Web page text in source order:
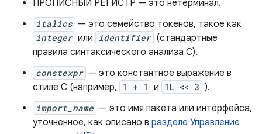
ПРОПИСНЫЙ РЕГИСТР — это нетерминал.
italics — это семейство токенов, такое как
integer или identifier (стандартные
правила синтаксического анализа C).
constexpr — это константное выражение в
стиле C (например, 1 + 1 и 1L << 3 ).
import_name — это имя пакета или интерфейса,
уточненное, как описано в разделе Управление